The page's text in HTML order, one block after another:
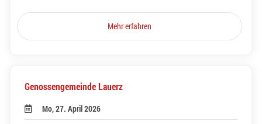
Mehr erfahren
Genossengemeinde Lauerz
Mo, 27. April 2026